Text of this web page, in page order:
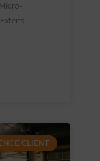
CLIENT